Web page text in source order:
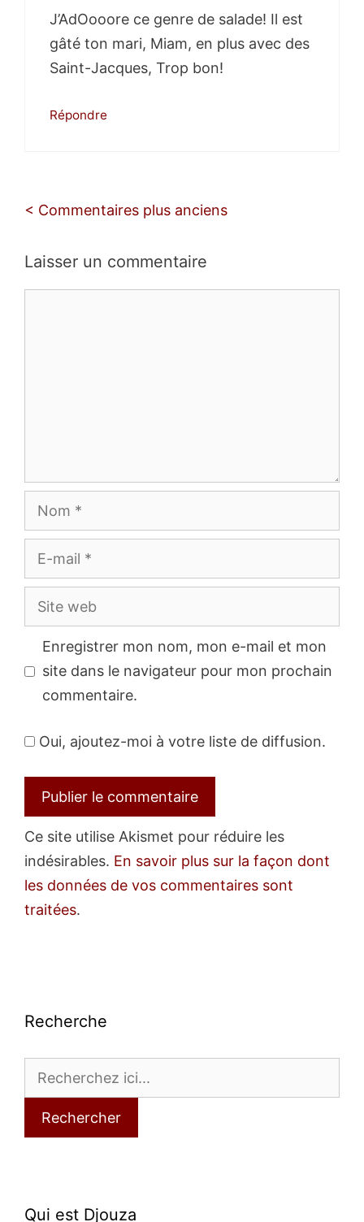
J’AdOooore ce genre de salade! Il est
gâté ton mari, Miam, en plus avec des
Saint-Jacques, Trop bon!
Répondre
Navigation
commentaires
< Commentaires plus anciens
Laisser un commentaire
Nom
E-
mail
Site
web
Enregistrer mon nom, mon e-mail et mon
site dans le navigateur pour mon prochain
commentaire.
Oui, ajoutez-moi à votre liste de diffusion.
Ce site utilise Akismet pour réduire les
indésirables. En savoir plus sur la façon dont
les données de vos commentaires sont
traitées.
Recherche
Rechercher
Qui est Djouza